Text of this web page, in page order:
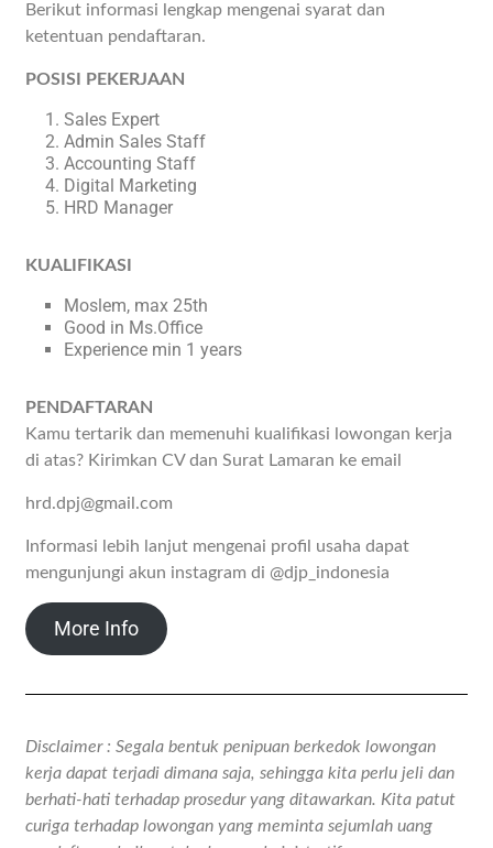
Berikut informasi lengkap mengenai syarat dan
ketentuan pendaftaran.
POSISI PEKERJAAN
Sales Expert
Admin Sales Staff
Accounting Staff
Digital Marketing
HRD Manager
KUALIFIKASI
Moslem, max 25th
Good in Ms.Office
Experience min 1 years
PENDAFTARAN
Kamu tertarik dan memenuhi kualifikasi lowongan kerja
di atas? Kirimkan CV dan Surat Lamaran ke email
hrd.dpj@gmail.com
Informasi lebih lanjut mengenai profil usaha dapat
mengunjungi akun instagram di @djp_indonesia
More Info
Disclaimer : Segala bentuk penipuan berkedok lowongan
kerja dapat terjadi dimana saja, sehingga kita perlu jeli dan
berhati-hati terhadap prosedur yang ditawarkan. Kita patut
curiga terhadap lowongan yang meminta sejumlah uang